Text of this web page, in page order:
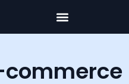
commerce